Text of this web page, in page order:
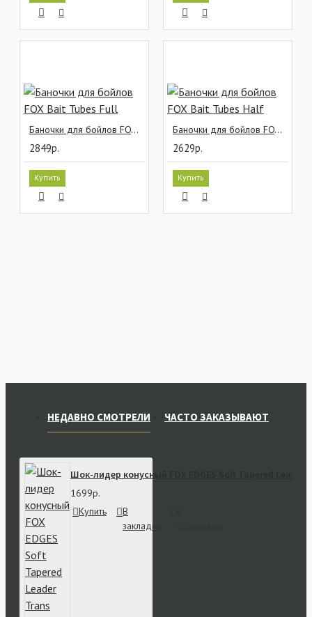
Баночки для бойлов FOX Bait Tubes Full
2849р.
Купить
Баночки для бойлов FOX Bait Tubes Half
2629р.
Купить
НЕДАВНО СМОТРЕЛИ ЧАСТО ЗАКАЗЫВАЮТ
Шок-лидер конусный FOX EDGES Soft Tapered Leader
1699р.
Купить
В
закладки